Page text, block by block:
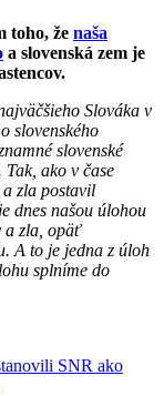
toho, že naša
a slovenská zem je
Slováka v
slovenského
slovenské
ako v čase
zla postavil
dnes našou úlohou
a zla, opäť
A to je jedna z úloh
splníme do
SNR ako